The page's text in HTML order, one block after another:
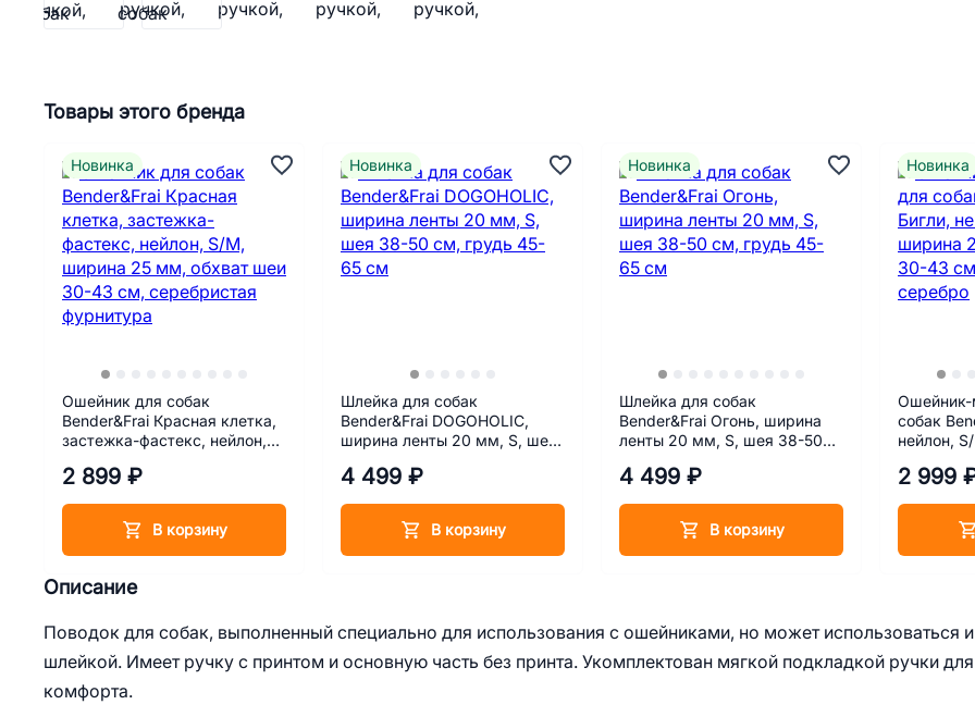
Описание
Поводок для собак, выполненный специально для использования с ошейниками, но может использоваться
шлейкой. Имеет ручку с принтом и основную часть без принта. Укомплектован мягкой подкладкой ручки для
комфорта.
Товары этого бренда
Ошейник для собак
Bender&Frai Красная клетка,
застежка-фастекс, нейлон,
шеи 30-43 см, серебристая
2 899 ₽
В корзину
Новинка
Шлейка для собак
Bender&Frai DOGOHOLIC,
ширина ленты 20 мм, S, шея
4 499 ₽
В корзину
Новинка
Шлейка для собак
Bender&Frai Огонь, ширина
ленты 20 мм, S, шея 38-50
4 499 ₽
В корзину
Новинка
Ошейник-
собак
нейлон,
2 999
Новинка